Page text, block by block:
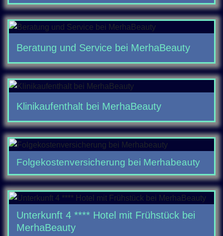
Beratung und Service bei MerhaBeauty
Klinikaufenthalt bei MerhaBeauty
Folgekostenversicherung bei Merhabeauty
Unterkunft 4 **** Hotel mit Frühstück bei
MerhaBeauty